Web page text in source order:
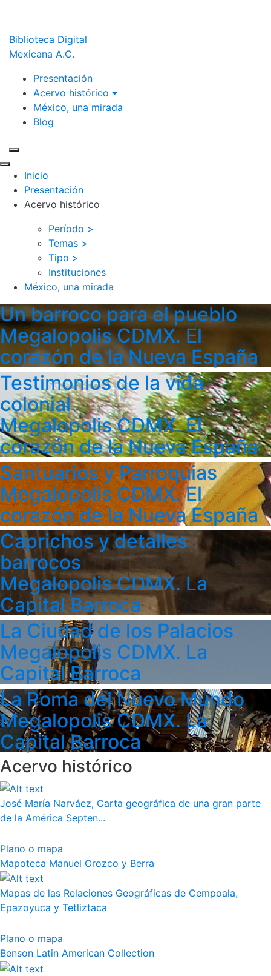
Biblioteca Digital
Mexicana A.C.
Presentación
Acervo histórico
México, una mirada
Blog
Inicio
Presentación
Acervo histórico
Período >
Temas >
Tipo >
Instituciones
México, una mirada
Un barroco para el pueblo
Megalopolis CDMX. El
corazón de la Nueva España
Testimonios de la vida
colonial
Megalopolis CDMX. El
corazón de la Nueva España
Santuarios y Parroquias
Megalopolis CDMX. El
corazón de la Nueva España
Caprichos y detalles
barrocos
Megalopolis CDMX. La
Capital Barroca
La Ciudad de los Palacios
Megalopolis CDMX. La
Capital Barroca
La Roma del Nuevo Mundo
Megalopolis CDMX. La
Capital Barroca
Acervo histórico
José María Narváez, Carta geográfica de una gran parte
de la América Septen...
Plano o mapa
Mapoteca Manuel Orozco y Berra
Mapas de las Relaciones Geográficas de Cempoala,
Epazoyuca y Tetliztaca
Plano o mapa
Benson Latin American Collection